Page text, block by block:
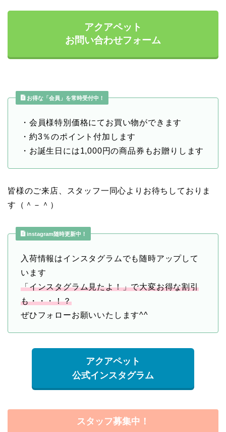
アクアペット
お問い合わせフォーム
お得な「会員」を常時受付中！
・会員様特別価格にてお買い物ができます
・約3％のポイント付加します
・お誕生日には1,000円の商品券もお贈りします
皆様のご来店、スタッフ一同心よりお待ちしておりま
す（＾－＾）
instagram随時更新中！
入荷情報はインスタグラムでも随時アップして
います
「インスタグラム見たよ！」で大変お得な割引
も・・・！？
ぜひフォローお願いいたします^^
アクアペット
公式インスタグラム
スタッフ募集中！